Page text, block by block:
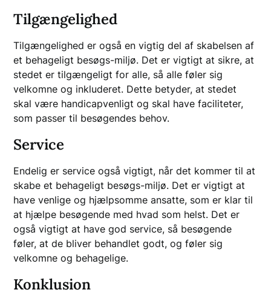
Tilgængelighed
Tilgængelighed er også en vigtig del af skabelsen af
et behageligt besøgs-miljø. Det er vigtigt at sikre, at
stedet er tilgængeligt for alle, så alle føler sig
velkomne og inkluderet. Dette betyder, at stedet
skal være handicapvenligt og skal have faciliteter,
som passer til besøgendes behov.
Service
Endelig er service også vigtigt, når det kommer til at
skabe et behageligt besøgs-miljø. Det er vigtigt at
have venlige og hjælpsomme ansatte, som er klar til
at hjælpe besøgende med hvad som helst. Det er
også vigtigt at have god service, så besøgende
føler, at de bliver behandlet godt, og føler sig
velkomne og behagelige.
Konklusion